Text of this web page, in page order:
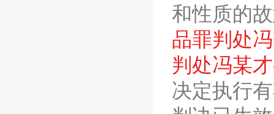
和性质的
品罪判处
判处冯某
决定执行